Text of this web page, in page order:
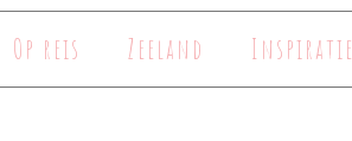
Op reis Zeeland Inspiratie